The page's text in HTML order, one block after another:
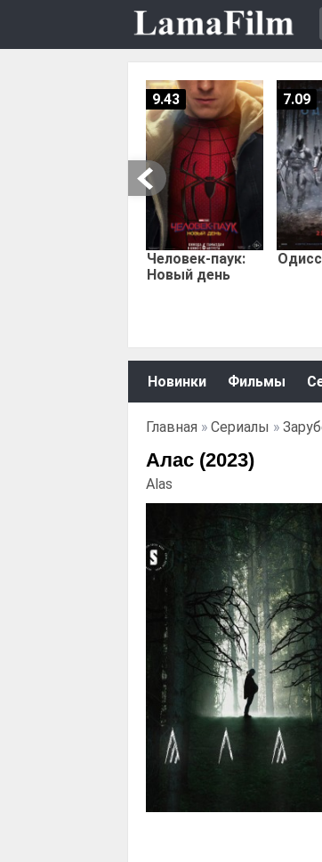
Человек-паук:
Новый день
9.43 7.09
Новинки Фильмы
Главная » Сериалы »
Алас (2023)
Alas